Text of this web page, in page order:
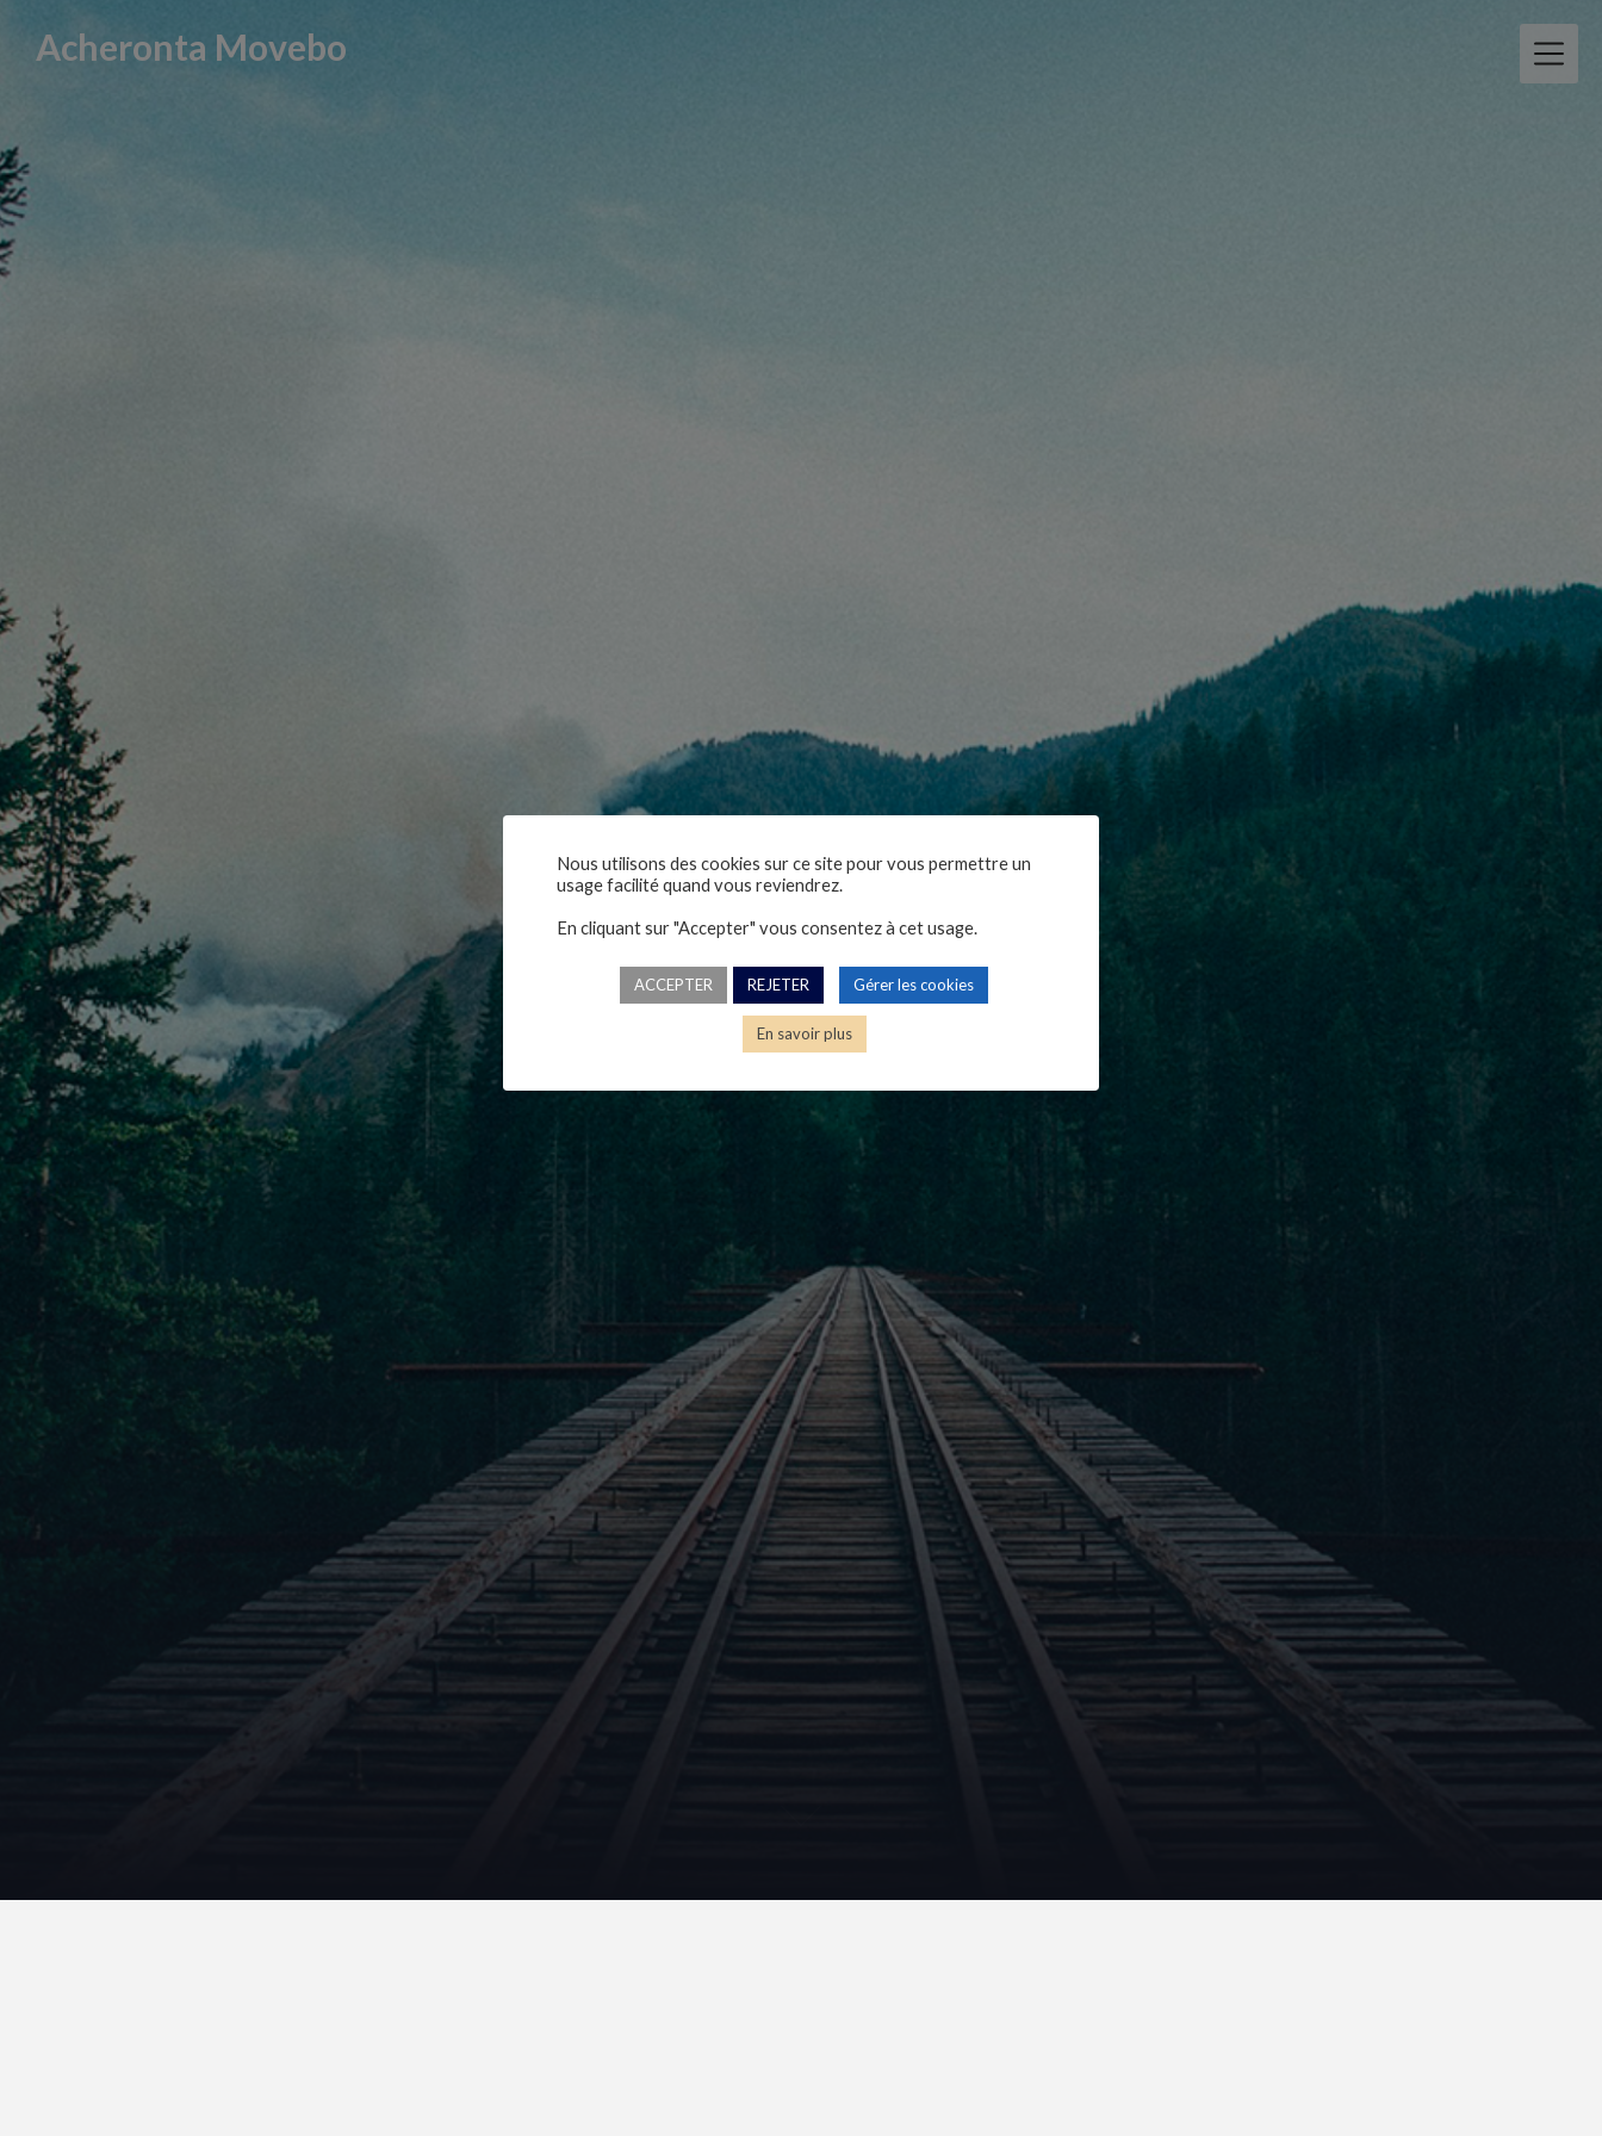
Acheronta Movebo
cyber3-24-11-22
Nicolas Catelan, 24/11/2022
Nous utilisons des cookies sur ce site pour vous permettre un
usage facilité quand vous reviendrez.
En cliquant sur "Accepter" vous consentez à cet usage.
ACCEPTER REJETER Gérer les cookies
En savoir plus